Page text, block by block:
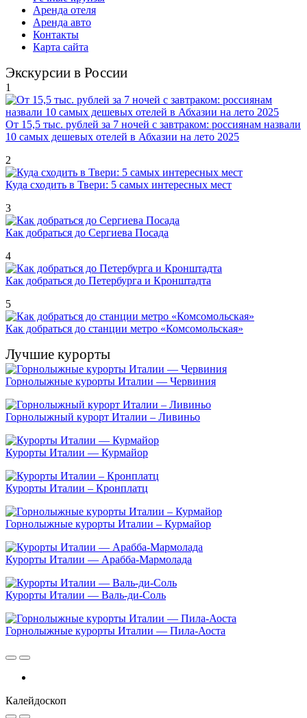
Аренда отеля
Аренда авто
Контакты
Карта сайта
Экскурсии в России
1
От 15,5 тыс. рублей за 7 ночей с завтраком: россиянам назвали
10 самых дешевых отелей в Абхазии на лето 2025
2
Куда сходить в Твери: 5 самых интересных мест
3
Как добраться до Сергиева Посада
4
Как добраться до Петербурга и Кронштадта
5
Как добраться до станции метро «Комсомольская»
Лучшие курорты
Горнолыжные курорты Италии — Червиния
Горнолыжный курорт Италии – Ливиньо
Курорты Италии — Курмайор
Курорты Италии – Кронплатц
Горнолыжные курорты Италии – Курмайор
Курорты Италии — Арабба-Мармолада
Курорты Италии — Валь-ди-Соль
Горнолыжные курорты Италии — Пила-Аоста
Калейдоскоп